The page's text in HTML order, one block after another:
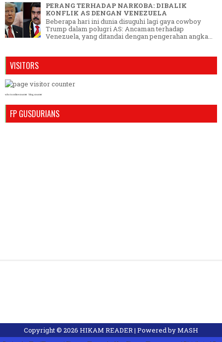
PERANG TERHADAP NARKOBA: DIBALIK
KONFLIK AS DENGAN VENEZUELA
Beberapa hari ini dunia disuguhi lagi gaya cowboy
Trump dalam polugri AS: Ancaman terhadap
Venezuela, yang ditandai dengan pengerahan angka...
VISITORS
who is online counter blog counter
FP GUSDURIANS
Copyright © 2026 HIKAM READER| Powered byMASH